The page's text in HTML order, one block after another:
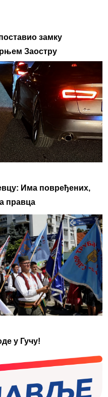
замку
Заостру
Има повређених,
правца
у Гучу!